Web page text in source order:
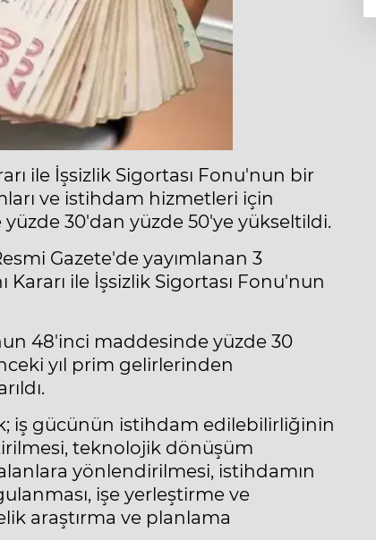
ile İşsizlik Sigortası Fonu'nun bir
ve istihdam hizmetleri için
yüzde 30'dan yüzde 50'ye yükseltildi.
Gazete'de yayımlanan 3
Kararı ile İşsizlik Sigortası Fonu'nun
48'inci maddesinde yüzde 30
yıl prim gelirlerinden
iş gücünün istihdam edilebilirliğinin
teknolojik dönüşüm
yönlendirilmesi, istihdamın
işe yerleştirme ve
araştırma ve planlama